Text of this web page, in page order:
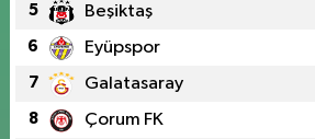
5 Beşiktaş
6 Eyüpspor
7 Galatasaray
8 Çorum FK